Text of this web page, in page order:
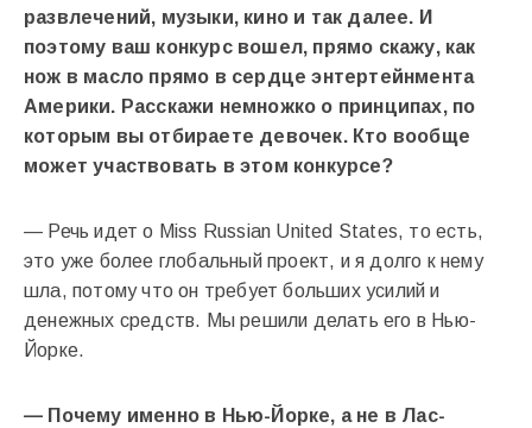
развлечений, музыки, кино и так далее. И
поэтому ваш конкурс вошел, прямо скажу, как
нож в масло прямо в сердце энтертейнмента
Америки. Расскажи немножко о принципах, по
которым вы отбираете девочек. Кто вообще
может участвовать в этом конкурсе?
— Речь идет о Miss Russian United States, то есть,
это уже более глобальный проект, и я долго к нему
шла, потому что он требует больших усилий и
денежных средств. Мы решили делать его в Нью-
Йорке.
— Почему именно в Нью-Йорке, а не в Лас-